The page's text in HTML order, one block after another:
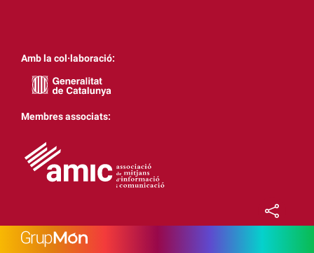
Amb la col·laboració:
Membres associats: